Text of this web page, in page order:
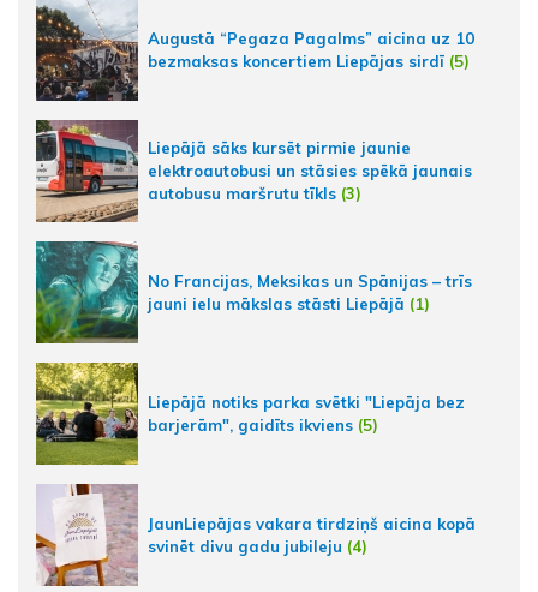
Augustā “Pegaza Pagalms” aicina uz 10
bezmaksas koncertiem Liepājas sirdī (5)
Liepājā sāks kursēt pirmie jaunie
elektroautobusi un stāsies spēkā jaunais
autobusu maršrutu tīkls (3)
No Francijas, Meksikas un Spānijas – trīs
jauni ielu mākslas stāsti Liepājā (1)
Liepājā notiks parka svētki "Liepāja bez
barjerām", gaidīts ikviens (5)
JaunLiepājas vakara tirdziņš aicina kopā
svinēt divu gadu jubileju (4)